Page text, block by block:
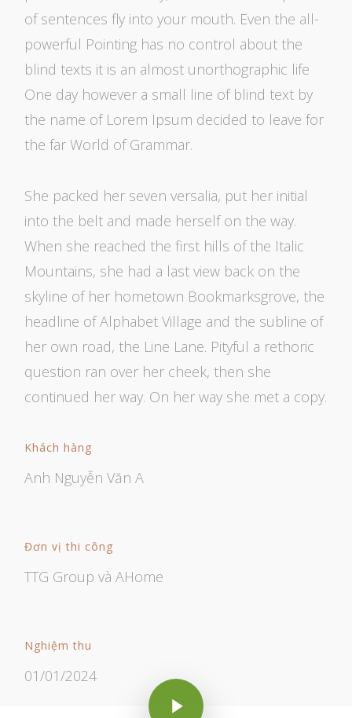
of sentences fly into your mouth. Even the all-
powerful Pointing has no control about the
blind texts it is an almost unorthographic life
One day however a small line of blind text by
the name of Lorem Ipsum decided to leave for
the far World of Grammar.
She packed her seven versalia, put her initial
into the belt and made herself on the way.
When she reached the first hills of the Italic
Mountains, she had a last view back on the
skyline of her hometown Bookmarksgrove, the
headline of Alphabet Village and the subline of
her own road, the Line Lane. Pityful a rethoric
question ran over her cheek, then she
continued her way. On her way she met a copy.
Khách hàng
Anh Nguyễn Văn A
Đơn vị thi công
TTG Group và AHome
Nghiệm thu
01/01/2024 Play Video